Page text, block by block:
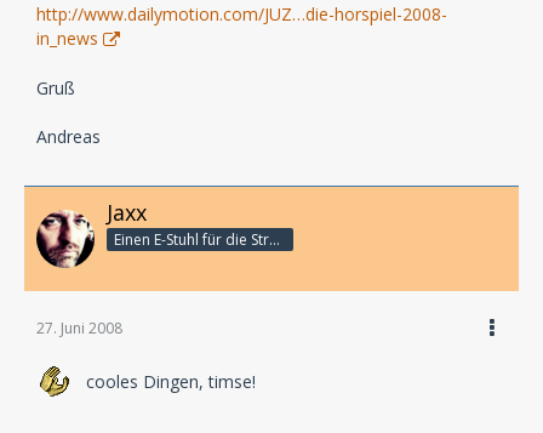
http://www.dailymotion.com/JUZ…die-horspiel-2008-
in_news
Gruß
Andreas
Jaxx
Einen E-Stuhl für die Stromkonzerne!
27. Juni 2008
cooles Dingen, timse!